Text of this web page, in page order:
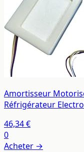
Amortisseur
Réfrigérateur
46,34 €
0
Acheter →